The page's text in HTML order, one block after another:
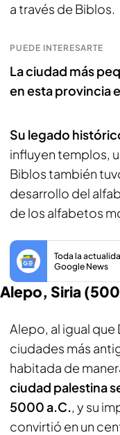
a través de Biblos.
PUEDE INTERESARTE
La ciudad más
en esta provincia
Su legado
influyen templos,
Biblos también
desarrollo del
de los alfabetos
Toda la
Google News
Alepo, Siria
Alepo, al igual que
ciudades más
habitada de
ciudad palestina
5000 a.C., y su
convirtió en un